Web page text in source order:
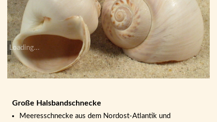
Loading...
Große Halsbandschnecke
Meeresschnecke aus dem Nordost-Atlantik und